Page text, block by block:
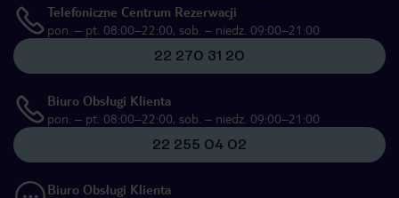
Telefoniczne Centrum Rezerwacji
pon. – pt. 08:00–22:00, sob. – niedz. 09:00–21:00
22 270 31 20
Biuro Obsługi Klienta
pon. – pt. 08:00–22:00, sob. – niedz. 09:00–21:00
22 255 04 02
Biuro Obsługi Klienta